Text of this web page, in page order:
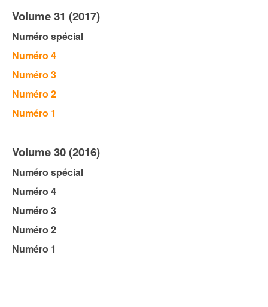
Volume 31 (2017)
Numéro spécial
Numéro 4
Numéro 3
Numéro 2
Numéro 1
Volume 30 (2016)
Numéro spécial
Numéro 4
Numéro 3
Numéro 2
Numéro 1